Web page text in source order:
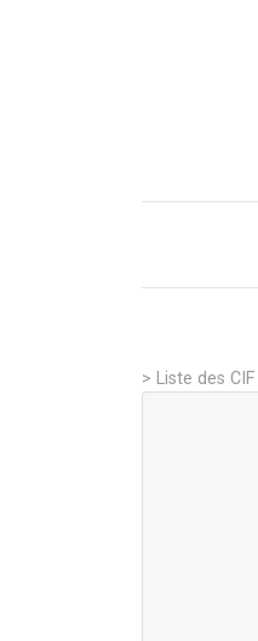
> Liste des CIF